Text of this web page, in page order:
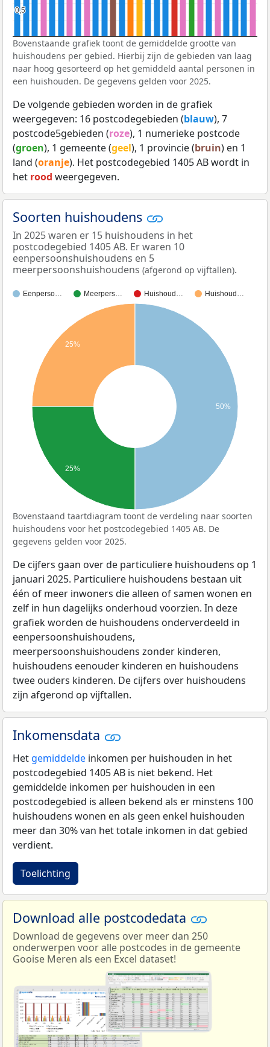
0,5
0,5
Bovenstaande grafiek toont de gemiddelde grootte van
huishoudens per gebied. Hierbij zijn de gebieden van laag
naar hoog gesorteerd op het gemiddeld aantal personen in
een huishouden. De gegevens gelden voor 2025.
De volgende gebieden worden in de grafiek
weergegeven: 16 postcodegebieden (blauw), 7
postcode5gebieden (roze), 1 numerieke postcode
(groen), 1 gemeente (geel), 1 provincie (bruin) en 1
land (oranje). Het postcodegebied 1405 AB wordt in
het rood weergegeven.
Soorten huishoudens
In 2025 waren er 15 huishoudens in het
postcodegebied 1405 AB. Er waren 10
eenpersoonshuishoudens en 5
meerpersoonshuishoudens (afgerond op vijftallen).
Eenperso… Meerpers… Huishoud… Huishoud…
25%
25%
50%
Bovenstaand taartdiagram toont de verdeling naar soorten
huishoudens voor het postcodegebied 1405 AB. De
gegevens gelden voor 2025.
De cijfers gaan over de particuliere huishoudens op 1
januari 2025. Particuliere huishoudens bestaan uit
één of meer inwoners die alleen of samen wonen en
zelf in hun dagelijks onderhoud voorzien. In deze
grafiek worden de huishoudens onderverdeeld in
eenpersoonshuishoudens,
meerpersoonshuishoudens zonder kinderen,
huishoudens eenouder kinderen en huishoudens
twee ouders kinderen. De cijfers over huishoudens
zijn afgerond op vijftallen.
Inkomensdata
Het gemiddelde inkomen per huishouden in het
postcodegebied 1405 AB is niet bekend. Het
gemiddelde inkomen per huishouden in een
postcodegebied is alleen bekend als er minstens 100
huishoudens wonen en als geen enkel huishouden
meer dan 30% van het totale inkomen in dat gebied
verdient.
Toelichting
Download alle postcodedata
Download de gegevens over meer dan 250
onderwerpen voor alle postcodes in de gemeente
Gooise Meren als een Excel dataset!